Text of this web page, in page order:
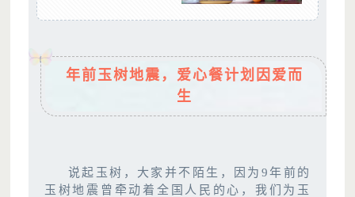
年前玉树地震，爱心餐计划因爱而
生
说起玉树，大家并不陌生，因为9年前的
玉树地震曾牵动着全国人民的心，我们为玉